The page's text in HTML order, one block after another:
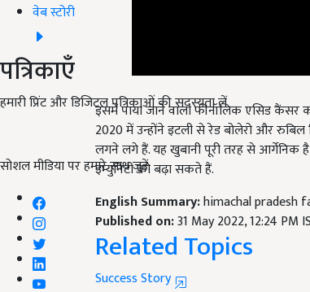
वेब स्टोरी
पत्रिकाएँ
हमारी प्रिंट और डिजिटल पत्रिकाओं की सदस्यता लें
सोशल मीडिया पर हमारे साथ जुड़ें:
इसमें पाया जाने वाला फीनॉलिक एसिड
2020 में उन्होंने इटली से रेड बोलेरो और
लगने लगे हैं. यह खुबानी पूरी तरह से आर्गेनिक
इम्युनिटी को बढ़ा सकते हैं.
English Summary:
Published on:31 May 2022, 12:24 PM
Related Topics
Success Story
lal khubani kya hai